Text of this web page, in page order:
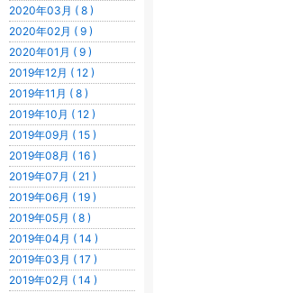
2020年03月 ( 8 )
2020年02月 ( 9 )
2020年01月 ( 9 )
2019年12月 ( 12 )
2019年11月 ( 8 )
2019年10月 ( 12 )
2019年09月 ( 15 )
2019年08月 ( 16 )
2019年07月 ( 21 )
2019年06月 ( 19 )
2019年05月 ( 8 )
2019年04月 ( 14 )
2019年03月 ( 17 )
2019年02月 ( 14 )